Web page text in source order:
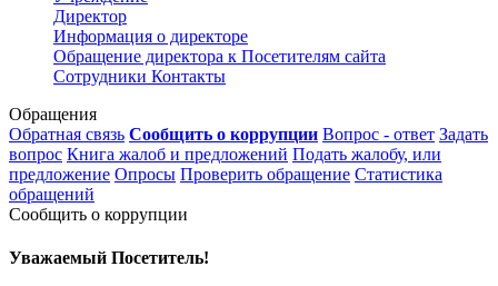
Директор
Информация о директоре
Обращение директора к Посетителям сайта
Сотрудники Контакты
Обращения
Обратная связь Сообщить о коррупции Вопрос - ответ Задать
вопрос Книга жалоб и предложений Подать жалобу, или
предложение Опросы Проверить обращение Статистика
обращений
Сообщить о коррупции
Уважаемый Посетитель!